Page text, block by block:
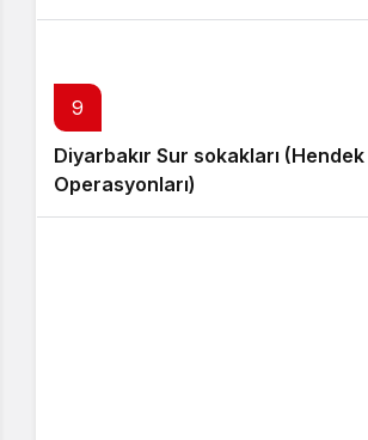
9
Diyarbakır Sur sokakları (Hendek
Operasyonları)